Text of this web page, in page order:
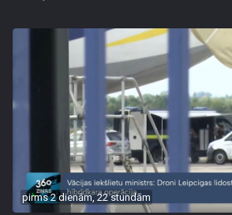
pirms 2 dienām, 22 stundām